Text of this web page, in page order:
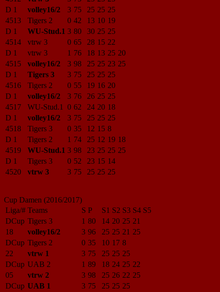
D 1
volley16/2 3 75 25 25 25
4513
Tigers 2 0 42 13 10 19
D 1
WU-Stud.1 3 80 30 25 25
4514
vtrw 3 0 65 28 15 22
D 1
vtrw 3 1 76 18 13 25 20
4515
volley16/2 3 98 25 25 23 25
D 1
Tigers 3 3 75 25 25 25
4516
Tigers 2 0 55 19 16 20
D 1
volley16/2 3 76 26 25 25
4517
WU-Stud.1 0 62 24 20 18
D 1
volley16/2 3 75 25 25 25
4518
Tigers 3 0 35 12 15 8
D 1
Tigers 2 1 74 25 12 19 18
4519
WU-Stud.1 3 98 23 25 25 25
D 1
Tigers 3 0 52 23 15 14
4520
vtrw 3 3 75 25 25 25
Cup Damen (2016/2017)
Liga/# Teams S P S1 S2 S3 S4 S5
DCup Tigers 3 1 80 14 20 25 21
18
volley16/2 3 96 25 25 21 25
DCup Tigers 2 0 35 10 17 8
22
vtrw 1 3 75 25 25 25
DCup UAB 2 1 89 18 24 25 22
05
vtrw 2 3 98 25 26 22 25
DCup UAB 1 3 75 25 25 25